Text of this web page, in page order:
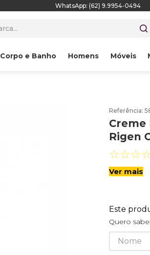
WhatsApp: (62) 9.9954-0494
Corpo e Banho Homens Móveis
Referência:
Creme
Rigen
☆☆☆
Ver mais
Este
Quero